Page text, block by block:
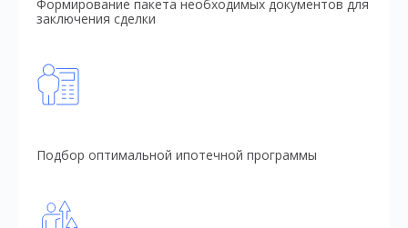
Формирование пакета необходимых документов для
заключения сделки
Подбор оптимальной ипотечной программы